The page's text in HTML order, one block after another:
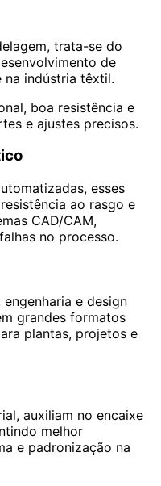
trata-se do
de
na indústria têxtil.
boa resistência e
e ajustes precisos.
esses
ao rasgo e
CAD/CAM,
no processo.
e design
grandes formatos
plantas, projetos e
auxiliam no encaixe
melhor
e padronização na